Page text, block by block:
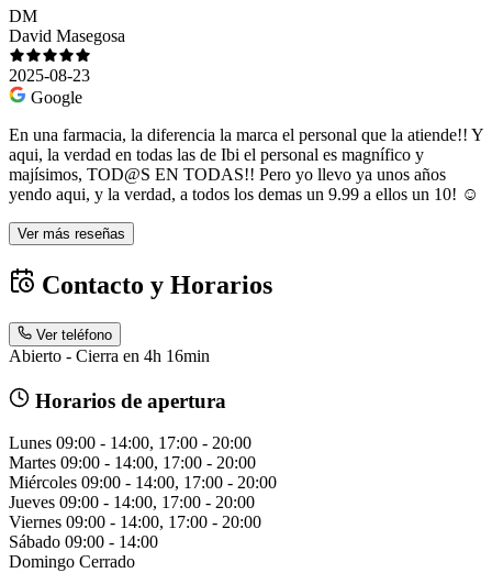
DM
David Masegosa
2025-08-23
Google
En una farmacia, la diferencia la marca el personal que la atiende!! Y
aqui, la verdad en todas las de Ibi el personal es magnífico y
majísimos, TOD@S EN TODAS!! Pero yo llevo ya unos años
yendo aqui, y la verdad, a todos los demas un 9.99 a ellos un 10! ☺️
Ver más reseñas
Contacto y Horarios
Ver teléfono
Abierto - Cierra en 4h 16min
Horarios de apertura
Lunes 09:00 - 14:00, 17:00 - 20:00
Martes 09:00 - 14:00, 17:00 - 20:00
Miércoles 09:00 - 14:00, 17:00 - 20:00
Jueves 09:00 - 14:00, 17:00 - 20:00
Viernes 09:00 - 14:00, 17:00 - 20:00
Sábado 09:00 - 14:00
Domingo Cerrado